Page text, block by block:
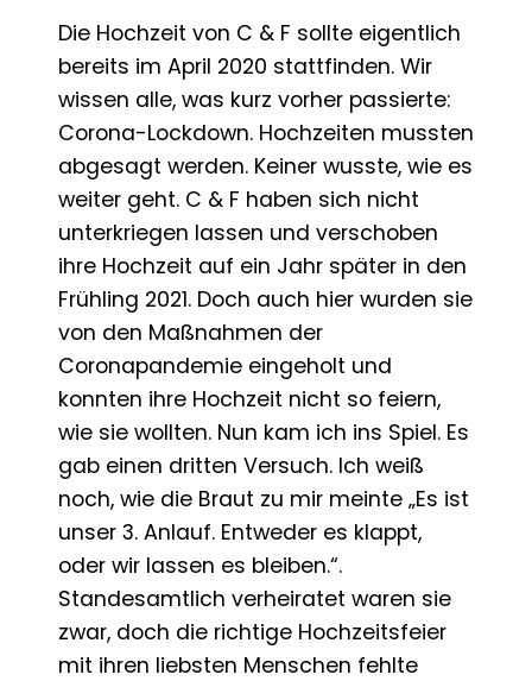
Die Hochzeit von C & F sollte eigentlich
bereits im April 2020 stattfinden. Wir
wissen alle, was kurz vorher passierte:
Corona-Lockdown. Hochzeiten mussten
abgesagt werden. Keiner wusste, wie es
weiter geht. C & F haben sich nicht
unterkriegen lassen und verschoben
ihre Hochzeit auf ein Jahr später in den
Frühling 2021. Doch auch hier wurden sie
von den Maßnahmen der
Coronapandemie eingeholt und
konnten ihre Hochzeit nicht so feiern,
wie sie wollten. Nun kam ich ins Spiel. Es
gab einen dritten Versuch. Ich weiß
noch, wie die Braut zu mir meinte „Es ist
unser 3. Anlauf. Entweder es klappt,
oder wir lassen es bleiben.“.
Standesamtlich verheiratet waren sie
zwar, doch die richtige Hochzeitsfeier
mit ihren liebsten Menschen fehlte